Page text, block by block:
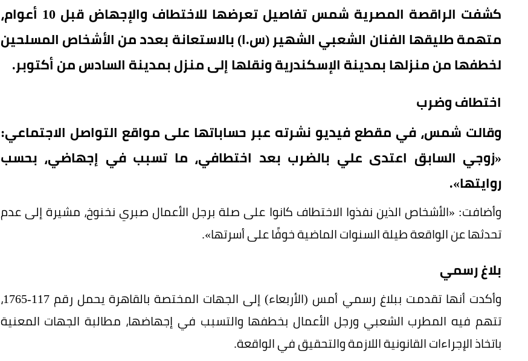
كشفت الراقصة المصرية شمس تفاصيل تعرضها للاختطاف والإجهاض قبل 10 أعوام،
متهمة طليقها الفنان الشعبي الشهير (س.ا) بالاستعانة بعدد من الأشخاص المسلحين
لخطفها من منزلها بمدينة الإسكندرية ونقلها إلى منزل بمدينة السادس من أكتوبر.
اختطاف وضرب
وقالت شمس، في مقطع فيديو نشرته عبر حساباتها على مواقع التواصل الاجتماعي:
«زوجي السابق اعتدى علي بالضرب بعد اختطافي، ما تسبب في إجهاضي، بحسب
روايتها».
وأضافت: «الأشخاص الذين نفذوا الاختطاف كانوا على صلة برجل الأعمال صبري نخنوخ، مشيرة إلى عدم
تحدثها عن الواقعة طيلة السنوات الماضية خوفًا على أسرتها».
بلاغ رسمي
وأكدت أنها تقدمت ببلاغ رسمي أمس (الأربعاء) إلى الجهات المختصة بالقاهرة يحمل رقم 117-1765،
تتهم فيه المطرب الشعبي ورجل الأعمال بخطفها والتسبب في إجهاضها، مطالبة الجهات المعنية
باتخاذ الإجراءات القانونية اللازمة والتحقيق في الواقعة.